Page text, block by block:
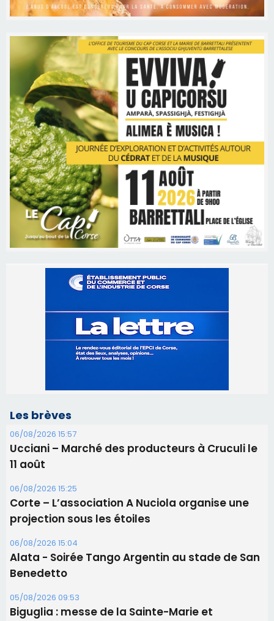
Les brèves
06/08/2026 15:57
Ucciani – Marché des producteurs à Cruculi le
11 août
06/08/2026 15:25
Corte – L’association A Nuciola organise une
projection sous les étoiles
06/08/2026 15:04
Alata - Soirée Tango Argentin au stade de San
Benedetto
05/08/2026 09:53
Biguglia : messe de la Sainte-Marie et